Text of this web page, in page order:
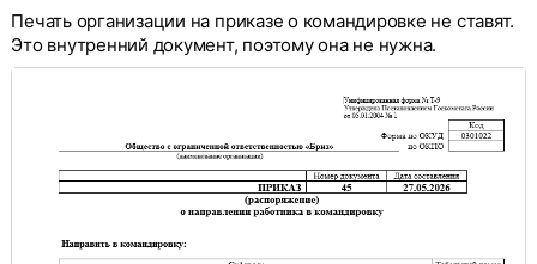
Печать организации на приказе о командировке не ставят.
Это внутренний документ, поэтому она не нужна.